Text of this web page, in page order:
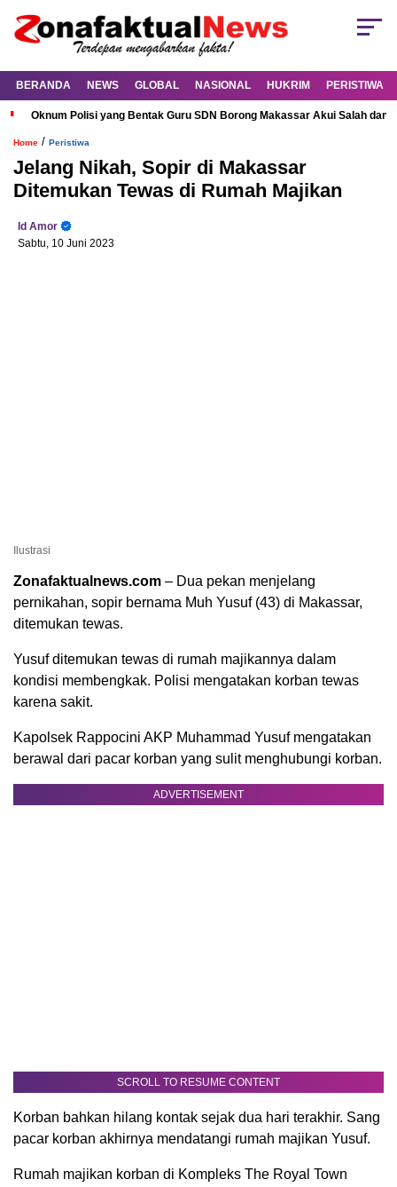
BERANDA NEWS GLOBAL NASIONAL HUKRIM PERISTIWA
Oknum Polisi yang Bentak Guru SDN Borong Makassar Akui Salah dan
Home / Peristiwa
Jelang Nikah, Sopir di Makassar
Ditemukan Tewas di Rumah Majikan
Id Amor
Sabtu, 10 Juni 2023
Ilustrasi
Zonafaktualnews.com – Dua pekan menjelang
pernikahan, sopir bernama Muh Yusuf (43) di Makassar,
ditemukan tewas.
Yusuf ditemukan tewas di rumah majikannya dalam
kondisi membengkak. Polisi mengatakan korban tewas
karena sakit.
Kapolsek Rappocini AKP Muhammad Yusuf mengatakan
berawal dari pacar korban yang sulit menghubungi korban.
ADVERTISEMENT
SCROLL TO RESUME CONTENT
Korban bahkan hilang kontak sejak dua hari terakhir. Sang
pacar korban akhirnya mendatangi rumah majikan Yusuf.
Rumah majikan korban di Kompleks The Royal Town